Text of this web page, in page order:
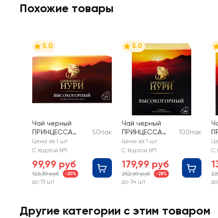
Похожие товары
5.0
Чай черный
ПРИНЦЕССА
НУРИ
Высокогорный
50пак
Цена за 1 шт
С Картой №1
99,99 руб
126,39 руб -20%
до 15 шт
5.0
Чай черный
ПРИНЦЕССА
НУРИ
Высокогорный
листовой
100пак
Цена за 1 шт
С Картой №1
179,99 руб
252,69 руб -28%
до 34 шт
С
Другие категории с этим товаром